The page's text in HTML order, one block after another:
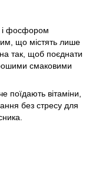
і фосфором
що містять лише
так, щоб поєднати
смаковими
поїдають вітаміни,
без стресу для